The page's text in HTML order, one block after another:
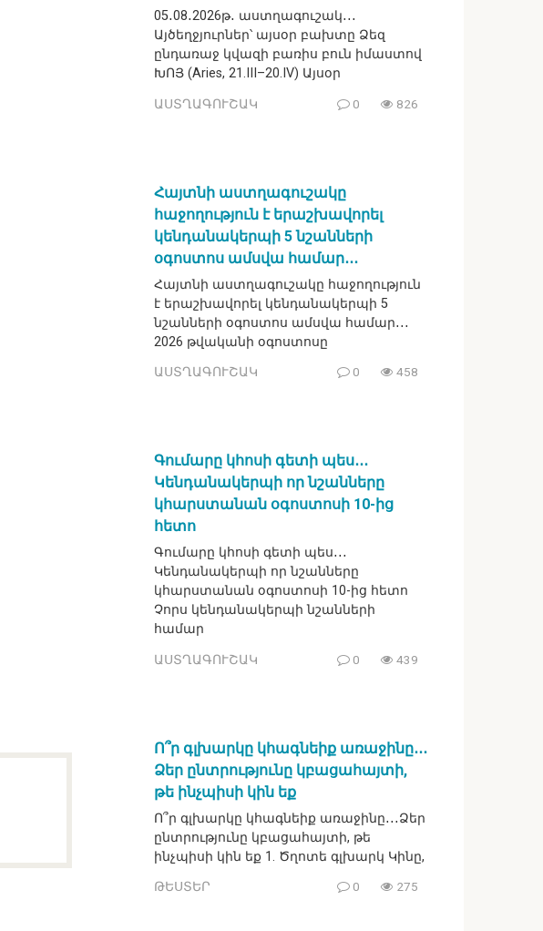
05․08․2026թ․ աստղագուշակ․․․
Այծեղջյուրներ՝ այսօր բախտը Ձեզ
ընդառաջ կվազի բառիս բուն իմաստով
ԽՈՅ (Aries, 21.III–20.IV) Այսօր
ԱՍՏՂԱԳՈՒՇԱԿ 0 826
Հայտնի աստղագուշակը
հաջողություն է երաշխավորել
կենդանակերպի 5 նշանների
օգոստոս ամսվա համար․․․
Հայտնի աստղագուշակը հաջողություն
է երաշխավորել կենդանակերպի 5
նշանների օգոստոս ամսվա համար․․․
2026 թվականի օգոստոսը
ԱՍՏՂԱԳՈՒՇԱԿ 0 458
Գումարը կհոսի գետի պես․․․
Կենդանակերպի որ նշանները
կհարստանան օգոստոսի 10-ից
հետո
Գումարը կհոսի գետի պես․․․
Կենդանակերպի որ նշանները
կհարստանան օգոստոսի 10-ից հետո
Չորս կենդանակերպի նշանների
համար
ԱՍՏՂԱԳՈՒՇԱԿ 0 439
Ո՞ր գլխարկը կհագնեիք առաջինը․․․
Ձեր ընտրությունը կբացահայտի,
թե ինչպիսի կին եք
Ո՞ր գլխարկը կհագնեիք առաջինը․․․Ձեր
ընտրությունը կբացահայտի, թե
ինչպիսի կին եք 1. Ծղոտե գլխարկ Կինը,
ԹԵՍՏԵՐ 0 275